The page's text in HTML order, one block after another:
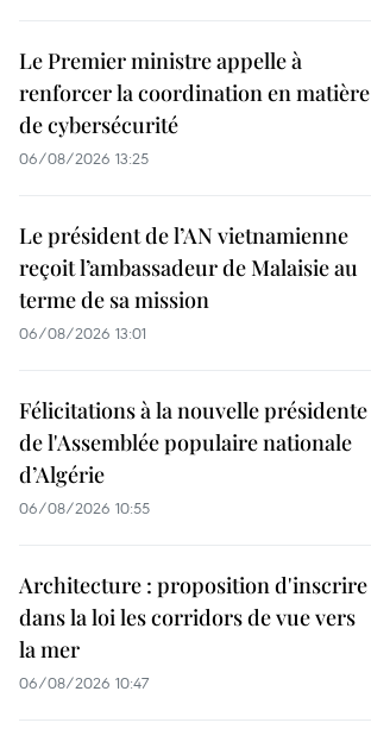
Le Premier ministre appelle à
renforcer la coordination en matière
de cybersécurité
06/08/2026 13:25
Le président de l’AN vietnamienne
reçoit l’ambassadeur de Malaisie au
terme de sa mission
06/08/2026 13:01
Félicitations à la nouvelle présidente
de l'Assemblée populaire nationale
d’Algérie
06/08/2026 10:55
Architecture : proposition d'inscrire
dans la loi les corridors de vue vers
la mer
06/08/2026 10:47